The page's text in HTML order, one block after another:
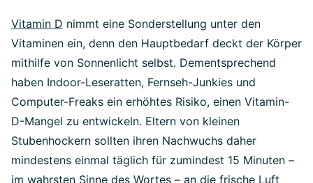
Vitamin D nimmt eine Sonderstellung unter den
Vitaminen ein, denn den Hauptbedarf deckt der Körper
mithilfe von Sonnenlicht selbst. Dementsprechend
haben Indoor-Leseratten, Fernseh-Junkies und
Computer-Freaks ein erhöhtes Risiko, einen Vitamin-
D-Mangel zu entwickeln. Eltern von kleinen
Stubenhockern sollten ihren Nachwuchs daher
mindestens einmal täglich für zumindest 15 Minuten –
im wahrsten Sinne des Wortes – an die frische Luft